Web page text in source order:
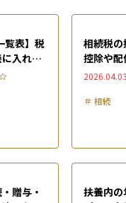
覧表】税
入れる
相続税
控除や
徹底解説
＃ 相続
贈与・
扶養内